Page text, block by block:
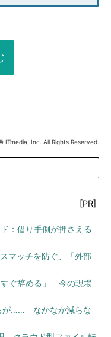
ITmedia, Inc. All Rights Reserved.
[PR]
：借り手側が押さえる
マッチを防ぐ、「外部
すぐ辞める」 今の現場
が…… なかなか減らな